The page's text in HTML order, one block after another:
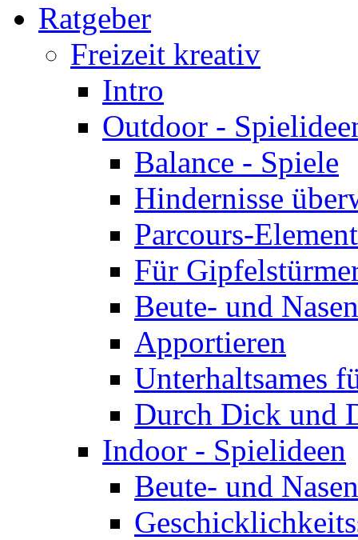
Ratgeber
Freizeit kreativ
Intro
Outdoor -
Balance - Spiele
Hindernisse
Parcours-
Für
Beute- und
Apportieren
Unterhaltsames
Durch Dick und
Indoor - Spielideen
Beute- und